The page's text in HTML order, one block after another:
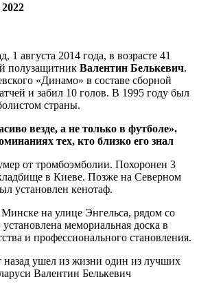
1 августа 2014 года, в возрасте 41
полузащитник Валентин Белькевич.
«Динамо» в составе сборной
и забил 10 голов. В 1995 году был
страны.
везде, а не только в футболе».
тех, кто близко его знал
от тромбоэмболии. Похоронен 3
в Киеве. Позже на Северном
установлен кенотаф.
Минске на улице Энгельса, рядом со
мемориальная доска в
и профессионального становления.